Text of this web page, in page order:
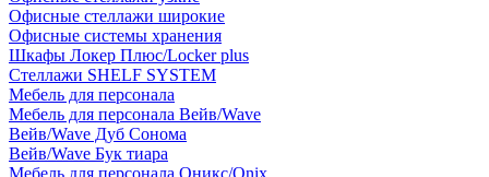
Офисные стеллажи широкие
Офисные системы хранения
Шкафы Локер Плюс/Locker plus
Стеллажи SHELF SYSTEM
Мебель для персонала
Мебель для персонала Вейв/Wave
Вейв/Wave Дуб Сонома
Вейв/Wave Бук тиара
Мебель для персонала Оникс/Onix